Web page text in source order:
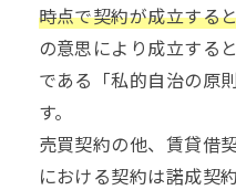
時点で契約が成立する
の意思により成立する
である「私的自治の原
す。
売買契約の他、賃貸借
における契約は諾成契